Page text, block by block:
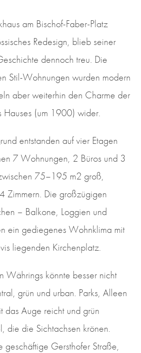
am Bischof-Faber-Platz
Redesign, blieb seiner
dennoch treu. Die
Stil-Wohnungen wurden modern
aber weiterhin den Charme der
Hauses (um 1900) wider.
entstanden auf vier Etagen
7 Wohnungen, 2 Büros und 3
75–195 m2 groß,
Zimmern. Die großzügigen
– Balkone, Loggien und
ein gediegenes Wohnklima mit
liegenden Kirchenplatz.
Währings könnte besser nicht
grün und urban. Parks, Alleen
das Auge reicht und grün
die die Sichtachsen krönen.
Gersthofer Straße,